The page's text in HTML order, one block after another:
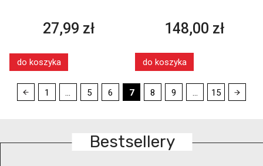
27,99 zł
do koszyka
148,00 zł
do koszyka
1 ... 5 6 7 8 9 ... 15
Bestsellery